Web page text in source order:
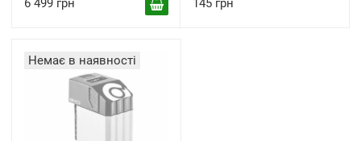
6 499 грн
145 грн
Немає в наявності